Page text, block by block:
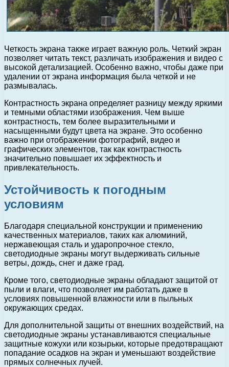
Четкость экрана также играет важную роль. Четкий экран
позволяет читать текст, различать изображения и видео с
высокой детализацией. Особенно важно, чтобы даже при
удалении от экрана информация была четкой и не
размывалась.
Контрастность экрана определяет разницу между яркими
и темными областями изображения. Чем выше
контрастность, тем более выразительными и
насыщенными будут цвета на экране. Это особенно
важно при отображении фотографий, видео и
графических элементов, так как контрастность
значительно повышает их эффектность и
привлекательность.
Устойчивость к погодным
условиям
Благодаря специальной конструкции и применению
качественных материалов, таких как алюминий,
нержавеющая сталь и ударопрочное стекло,
светодиодные экраны могут выдерживать сильные
ветры, дождь, снег и даже град.
Кроме того, светодиодные экраны обладают защитой от
пыли и влаги, что позволяет им работать даже в
условиях повышенной влажности или в пыльных
окружающих средах.
Для дополнительной защиты от внешних воздействий, на
светодиодные экраны устанавливаются специальные
защитные кожухи или козырьки, которые предотвращают
попадание осадков на экран и уменьшают воздействие
прямых солнечных лучей.